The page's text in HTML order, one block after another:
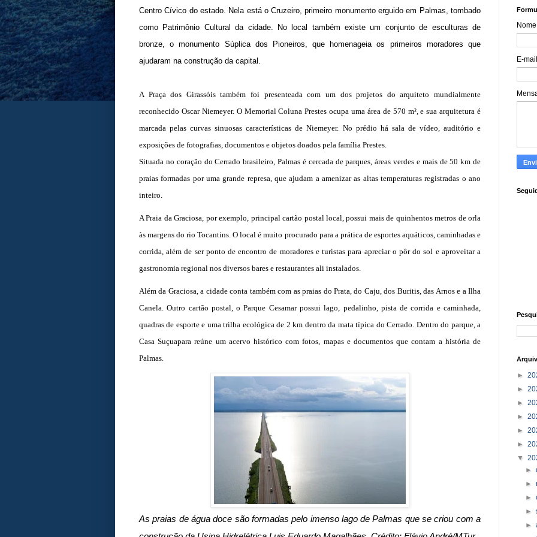
Centro Cívico do estado. Nela está o Cruzeiro, primeiro monumento erguido em Palmas, tombado
como Patrimônio Cultural da cidade. No local também existe um conjunto de esculturas de
bronze, o monumento Súplica dos Pioneiros, que homenageia os primeiros moradores que
ajudaram na construção da capital.
A Praça dos Girassóis também foi presenteada com um dos projetos do arquiteto mundialmente
reconhecido Oscar Niemeyer. O Memorial Coluna Prestes ocupa uma área de 570 m², e sua arquitetura é
marcada pelas curvas sinuosas características de Niemeyer. No prédio há sala de vídeo, auditório e
exposições de fotografias, documentos e objetos doados pela família Prestes.
Situada no coração do Cerrado brasileiro, Palmas é cercada de parques, áreas verdes e mais de 50 km de
praias formadas por uma grande represa, que ajudam a amenizar as altas temperaturas registradas o ano
inteiro.
A Praia da Graciosa, por exemplo, principal cartão postal local, possui mais de quinhentos metros de orla
às margens do rio Tocantins. O local é muito procurado para a prática de esportes aquáticos, caminhadas e
corrida, além de ser ponto de encontro de moradores e turistas para apreciar o pôr do sol e aproveitar a
gastronomia regional nos diversos bares e restaurantes ali instalados.
Além da Graciosa, a cidade conta também com as praias do Prata, do Caju, dos Buritis, das Arnos e a Ilha
Canela. Outro cartão postal, o Parque Cesamar possui lago, pedalinho, pista de corrida e caminhada,
quadras de esporte e uma trilha ecológica de 2 km dentro da mata típica do Cerrado. Dentro do parque, a
Casa Suçuapara reúne um acervo histórico com fotos, mapas e documentos que contam a história de
Palmas.
As praias de água doce são formadas pelo imenso lago de Palmas que se criou com a
Nome
E-
►
►
►
►
►
►
▼
►
►
►
►
►